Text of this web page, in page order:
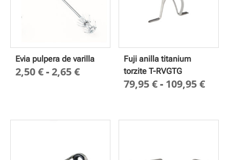
Evia pulpera de varilla
2,50€-2,65€Rango
2,50 €
2,65 €
Fuji anilla titanium
torzite T-RVGTG
79,95€- 109,95€